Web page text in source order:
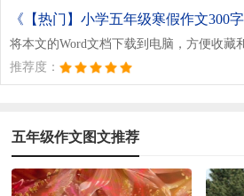
《【热门】小学五年级寒假作文300字
将本文的Word文档下载到电脑，方便收藏
推荐度：
五年级作文图文推荐